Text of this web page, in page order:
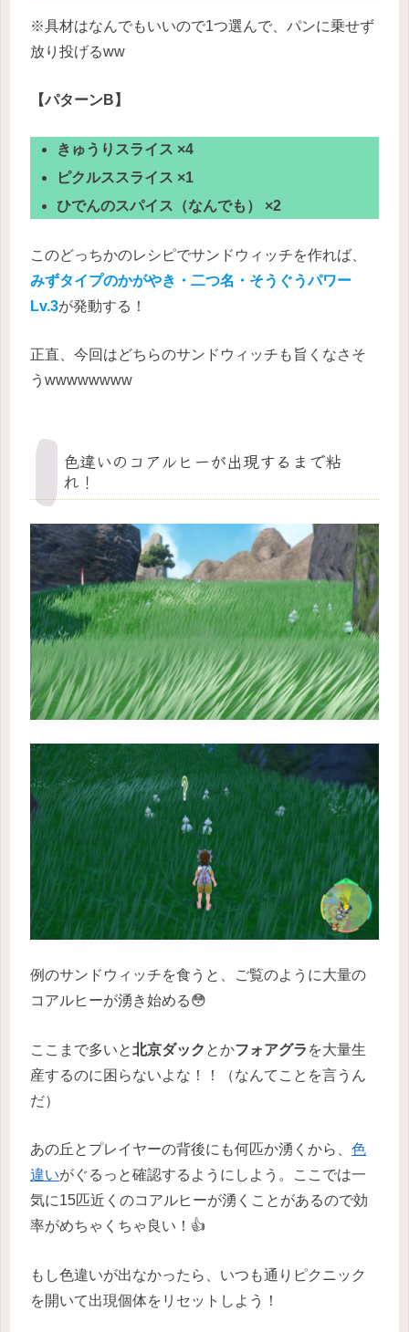
※具材はなんでもいいので1つ選んで、パンに乗せず
放り投げるww
【パターンB】
きゅうりスライス ×4
ピクルススライス ×1
ひでんのスパイス（なんでも） ×2
このどっちかのレシピでサンドウィッチを作れば、
みずタイプのかがやき・二つ名・そうぐうパワー
Lv.3が発動する！
正直、今回はどちらのサンドウィッチも旨くなさそ
うwwwwwwww
色違いのコアルヒーが出現するまで粘
れ！
例のサンドウィッチを食うと、ご覧のように大量の
コアルヒーが湧き始める😳
ここまで多いと北京ダック とかフォアグラ を大量生
産するのに困らないよな！！（なんてことを言うん
だ）
あの丘とプレイヤーの背後にも何匹か湧くから、 色
違いがぐるっと確認するようにしよう。ここでは一
気に15匹近くのコアルヒーが湧くことがあるので効
率がめちゃくちゃ良い！👍
もし色違いが出なかったら、いつも通りピクニック
を開いて出現個体をリセットしよう！